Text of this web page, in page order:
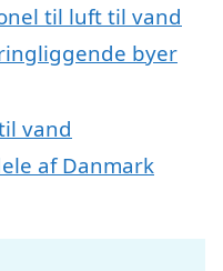
til luft til vand
byer
vand
af Danmark